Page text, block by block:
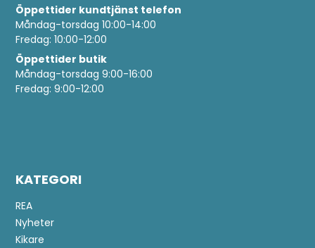
Öppettider kundtjänst telefon
Måndag-torsdag 10:00-14:00
Fredag: 10:00-12:00
Öppettider butik
Måndag-torsdag 9:00-16:00
Fredag: 9:00-12:00
KATEGORI
REA
Nyheter
Kikare